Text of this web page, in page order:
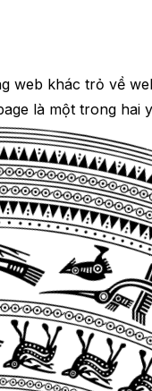
khác trỏ về
là một trong hai
để đánh giá
tín, càng cho
kiếm, bạn sẽ
từ các
bạn cũng đang